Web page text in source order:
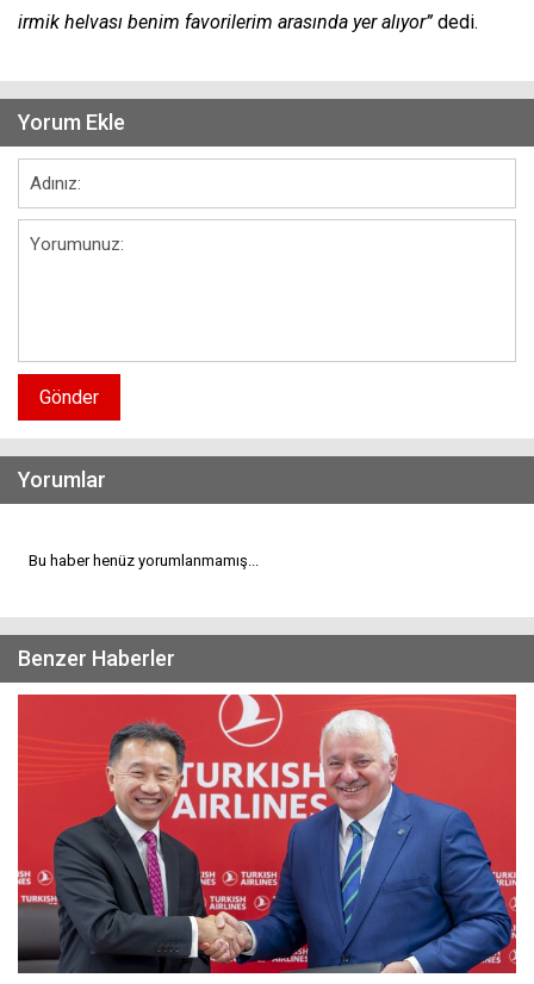
irmik helvası benim favorilerim arasında yer alıyor”dedi.
Yorum Ekle
Gönder
Yorumlar
Bu haber henüz yorumlanmamış...
Benzer Haberler